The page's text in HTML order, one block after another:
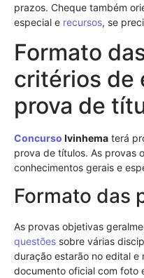
prazos. Cheque também
especial e recursos, se
Formato
critérios de
prova de
Concurso Ivinhema terá
prova de títulos. As provas
conhecimentos gerais e
Formato das
As provas objetivas
questões sobre várias
duração estarão no edital
documento oficial com foto